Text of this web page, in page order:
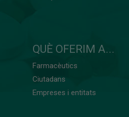
QUÈ OFERIM A...
Farmacèutics
Ciutadans
Empreses i entitats